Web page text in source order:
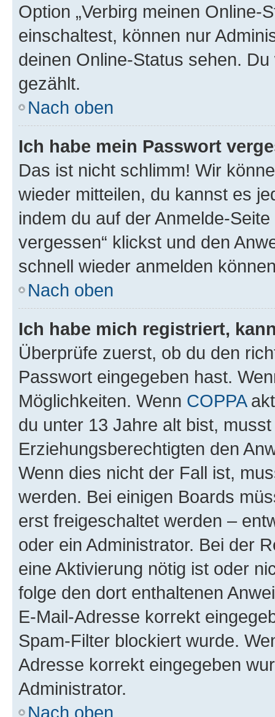
Option „Verbirg meinen Online-
einschaltest, können nur
deinen Online-Status sehen.
gezählt.
Nach oben
Ich habe mein Passwort
Das ist nicht schlimm! Wir
wieder mitteilen, du kannst es
indem du auf der Anmelde-
vergessen“ klickst und den
schnell wieder anmelden
Nach oben
Ich habe mich registriert,
Überprüfe zuerst, ob du den
Passwort eingegeben hast.
Möglichkeiten. Wenn COPPA
du unter 13 Jahre alt bist,
Erziehungsberechtigten den
Wenn dies nicht der Fall ist,
werden. Bei einigen Boards
erst freigeschaltet werden –
oder ein Administrator. Bei der
eine Aktivierung nötig ist oder
folge den dort enthaltenen
E-Mail-Adresse korrekt
Spam-Filter blockiert wurde.
Adresse korrekt eingegeben
Administrator.
Nach oben